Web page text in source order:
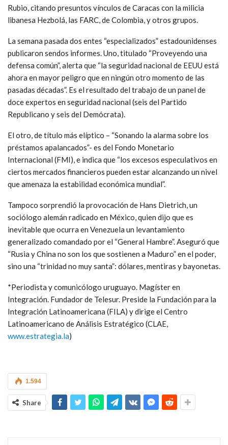
Rubio, citando presuntos vínculos de Caracas con la milicia
libanesa Hezbolá, las FARC, de Colombia, y otros grupos.
La semana pasada dos entes “especializados” estadounidenses
publicaron sendos informes. Uno, titulado “Proveyendo una
defensa común”, alerta que “la seguridad nacional de EEUU está
ahora en mayor peligro que en ningún otro momento de las
pasadas décadas”. Es el resultado del trabajo de un panel de
doce expertos en seguridad nacional (seis del Partido
Republicano y seis del Demócrata).
El otro, de título más elíptico – “Sonando la alarma sobre los
préstamos apalancados”- es del Fondo Monetario
Internacional (FMI), e indica que “los excesos especulativos en
ciertos mercados financieros pueden estar alcanzando un nivel
que amenaza la estabilidad económica mundial”.
Tampoco sorprendió la provocación de Hans Dietrich, un
sociólogo alemán radicado en México, quien dijo que es
inevitable que ocurra en Venezuela un levantamiento
generalizado comandado por el “General Hambre”. Aseguró que
“Rusia y China no son los que sostienen a Maduro” en el poder,
sino una “trinidad no muy santa”: dólares, mentiras y bayonetas.
*Periodista y comunicólogo uruguayo. Magíster en
Integración. Fundador de Telesur. Preside la Fundación para la
Integración Latinoamericana (FILA) y dirige el Centro
Latinoamericano de Análisis Estratégico (CLAE,
www.estrategia.la)
1.594
Share